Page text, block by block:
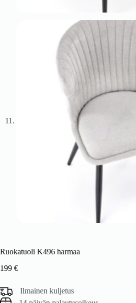
Ruokatuoli K496 harmaa
199 €
Ilmainen kuljetus